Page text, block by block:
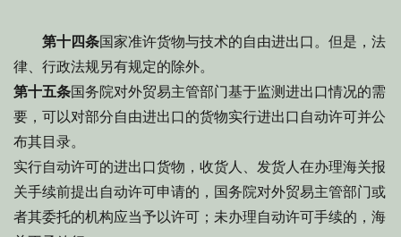
第十四条国家准许货物与技术的自由进出口。但是，法
律、行政法规另有规定的除外。
第十五条国务院对外贸易主管部门基于监测进出口情况的需
要，可以对部分自由进出口的货物实行进出口自动许可并公
布其目录。
实行自动许可的进出口货物，收货人、发货人在办理海关报
关手续前提出自动许可申请的，国务院对外贸易主管部门或
者其委托的机构应当予以许可；未办理自动许可手续的，海